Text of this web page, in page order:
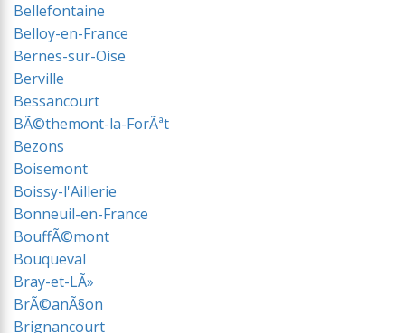
Bellefontaine
Belloy-en-France
Bernes-sur-Oise
Berville
Bessancourt
BÃ©themont-la-ForÃªt
Bezons
Boisemont
Boissy-l'Aillerie
Bonneuil-en-France
BouffÃ©mont
Bouqueval
Bray-et-LÃ»
BrÃ©anÃ§on
Brignancourt